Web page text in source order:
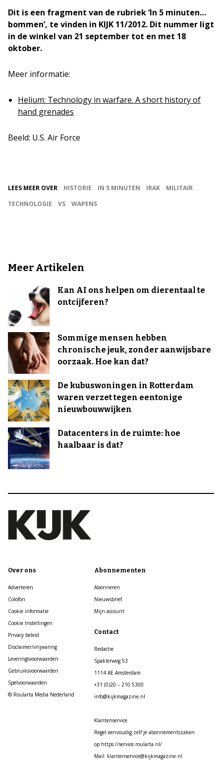
Dit is een fragment van de rubriek ‘In 5 minuten…
bommen’, te vinden in KIJK 11/2012. Dit nummer ligt
in de winkel van 21 september tot en met 18
oktober.
Meer informatie:
Helium: Technology in warfare. A short history of
hand grenades
Beeld: U.S. Air Force
LEES MEER OVER HISTORIE IN 5 MINUTEN IRAK
MILITAIR
TECHNOLOGIE
VS WAPENS
Meer Artikelen
Kan AI ons helpen om dierentaal te
ontcijferen?
Sommige mensen hebben
chronische jeuk, zonder aanwijsbare
oorzaak. Hoe kan dat?
De kubuswoningen in Rotterdam
waren verzet tegen eentonige
nieuwbouwwijken
Datacenters in de ruimte: hoe
haalbaar is dat?
Over ons
Adverteren
Colofon
Cookie informatie
Cookie Instellingen
Privacy beleid
Disclaimer/vrijwaring
Leveringsvoorwaarden
Gebruiksvoorwaarden
Spelvoorwaarden
© Roularta Media Nederland
Abonnementen
Abonneren
Nieuwsbrief
Mijn account
Contact
Redactie
Spaklerweg 53
1114 AE Amsterdam
+31 (0)20 – 210 5300
info@kijkmagazine.nl
Klantenservice
Regel eenvoudig zelf je abonnementszaken
op https://service.roularta.nl/
Mail: klantenservice@kijkmagazine.nl